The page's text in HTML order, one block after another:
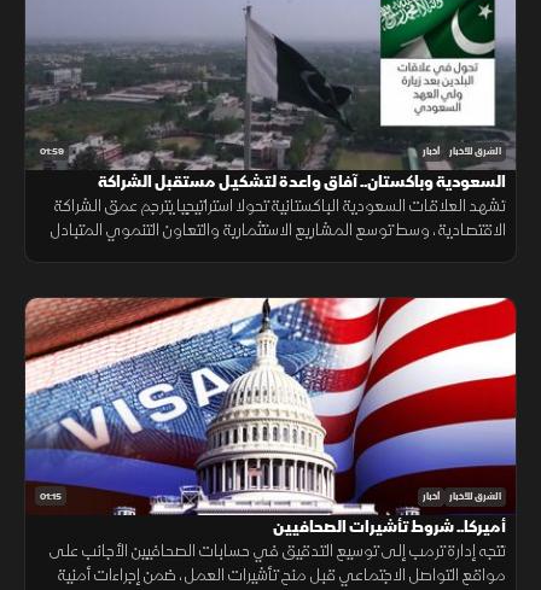
01:59 الشرق للأخبار أخبار
السعودية وباكستان.. آفاق واعدة لتشكيـل مستقبل الشراكة
الاقتصادية
تشهد العلاقات السعودية الباكستانية تحولا استراتيجيا يترجم عمق الشراكة
الاقتصادية، وسط توسع المشاريع الاستثمارية والتعاون التنموي المتبادل
01:15 الشرق للأخبار أخبار
أميركا.. شروط تأشيرات الصحافيين
تتجه إدارة ترمب إلى توسيع التدقيق في حسابات الصحافيين الأجانب على
مواقع التواصل الاجتماعي قبل منح تأشيرات العمل، ضمن إجراءات أمنية